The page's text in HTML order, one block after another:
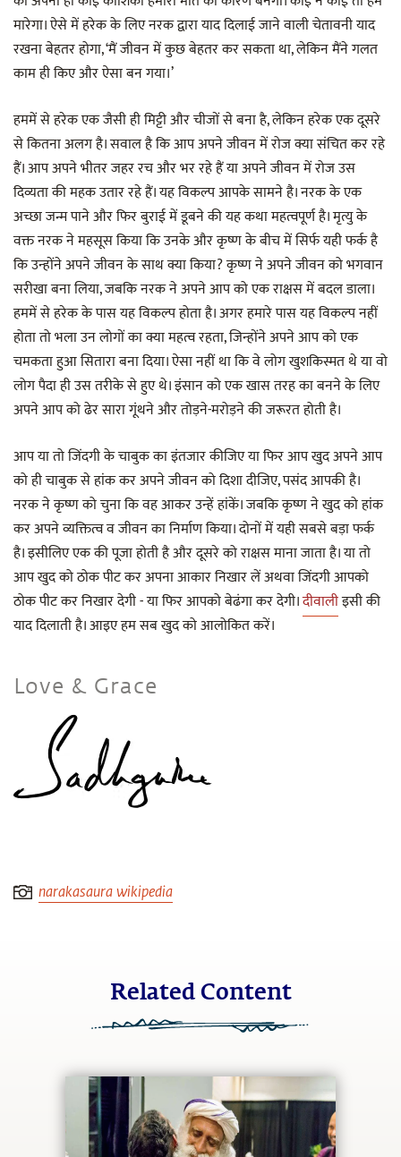
मारेगा। ऐसे में हरेक के लिए नरक द्वारा याद दिलाई जाने वाली चेतावनी याद
रखना बेहतर होगा, ‘मैं जीवन में कुछ बेहतर कर सकता था, लेकिन मैंने गलत
काम ही किए और ऐसा बन गया।’
हममें से हरेक एक जैसी ही मिट्टी और चीजों से बना है, लेकिन हरेक एक दूसरे
से कितना अलग है। सवाल है कि आप अपने जीवन में रोज क्या संचित कर रहे
हैं। आप अपने भीतर जहर रच और भर रहे हैं या अपने जीवन में रोज उस
दिव्यता की महक उतार रहे हैं। यह विकल्प आपके सामने है। नरक के एक
अच्छा जन्म पाने और फिर बुराई में डूबने की यह कथा महत्वपूर्ण है। मृत्यु के
वक्त नरक ने महसूस किया कि उनके और कृष्ण के बीच में सिर्फ यही फर्क है
कि उन्होंने अपने जीवन के साथ क्या किया? कृष्ण ने अपने जीवन को भगवान
सरीखा बना लिया, जबकि नरक ने अपने आप को एक राक्षस में बदल डाला।
हममें से हरेक के पास यह विकल्प होता है। अगर हमारे पास यह विकल्प नहीं
होता तो भला उन लोगों का क्या महत्व रहता, जिन्होंने अपने आप को एक
चमकता हुआ सितारा बना दिया। ऐसा नहीं था कि वे लोग खुशकिस्मत थे या वो
लोग पैदा ही उस तरीके से हुए थे। इंसान को एक खास तरह का बनने के लिए
अपने आप को ढेर सारा गूंथने और तोड़ने-मरोड़ने की जरूरत होती है।
आप या तो जिंदगी के चाबुक का इंतजार कीजिए या फिर आप खुद अपने आप
को ही चाबुक से हांक कर अपने जीवन को दिशा दीजिए, पसंद आपकी है।
नरक ने कृष्ण को चुना कि वह आकर उन्हें हांकें। जबकि कृष्ण ने खुद को हांक
कर अपने व्यक्तित्व व जीवन का निर्माण किया। दोनों में यही सबसे बड़ा फर्क
है। इसीलिए एक की पूजा होती है और दूसरे को राक्षस माना जाता है। या तो
आप खुद को ठोक पीट कर अपना आकार निखार लें अथवा जिंदगी आपको
ठोक पीट कर निखार देगी - या फिर आपको बेढंगा कर देगी।दीवालीइसी की
याद दिलाती है। आइए हम सब खुद को आलोकित करें।
Love & Grace
narakasaura wikipedia
Related Content